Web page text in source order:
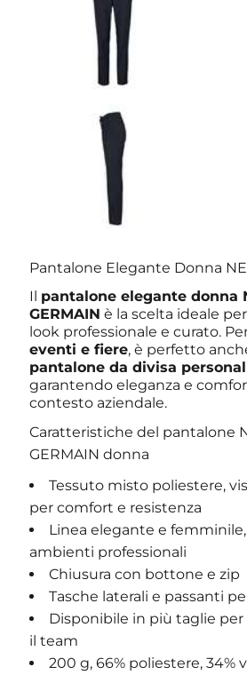
Pantalone Elegante Donna
Il pantalone elegante donna
GERMAIN è la scelta ideale
look professionale e curato.
eventi e fiere, è perfetto
pantalone da divisa
garantendo eleganza e
contesto aziendale.
Caratteristiche del pantalone
GERMAIN donna
Tessuto misto poliestere,
per comfort e resistenza
Linea elegante e
ambienti professionali
Chiusura con bottone e zip
Tasche laterali e passanti
Disponibile in più taglie
il team
200 g, 66% poliestere, 34%